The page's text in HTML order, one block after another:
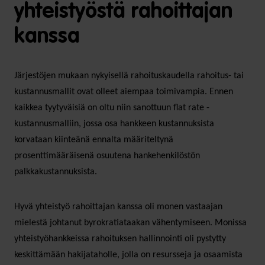
yhteistyöstä rahoittajan
kanssa
Järjestöjen mukaan nykyisellä rahoituskaudella rahoitus- tai
kustannusmallit ovat olleet aiempaa toimivampia. Ennen
kaikkea tyytyväisiä on oltu niin sanottuun flat rate -
kustannusmalliin, jossa osa hankkeen kustannuksista
korvataan kiinteänä ennalta määriteltynä
prosenttimääräisenä osuutena hankehenkilöstön
palkkakustannuksista.
Hyvä yhteistyö rahoittajan kanssa oli monen vastaajan
mielestä johtanut byrokratiataakan vähentymiseen. Monissa
yhteistyöhankkeissa rahoituksen hallinnointi oli pystytty
keskittämään hakijataholle, jolla on resursseja ja osaamista